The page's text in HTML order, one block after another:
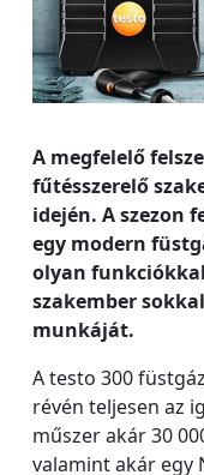
A megfelelő
fűtésszerelő
idején. A szezon
egy modern
olyan
szakember
munkáját.
A testo 300
révén teljesen az
műszer akár 30
valamint akár egy